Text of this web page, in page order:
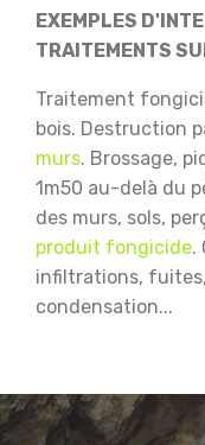
EXEMPLES
TRAITEMENTS
Traitement
bois. Destruction
murs. Brossage,
1m50 au-delà du
des murs, sols,
produit fongicide.
infiltrations,
condensation...